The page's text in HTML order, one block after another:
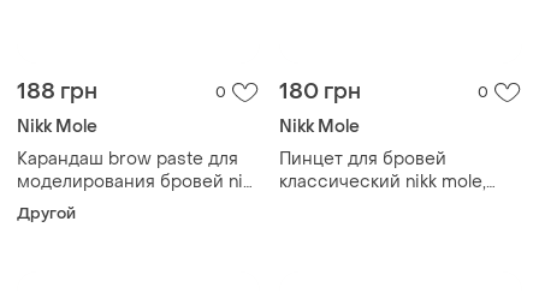
188 грн 0
Nikk Mole
Карандаш brow paste для
моделирования бровей nikk
mole
Другой
180 грн 0
Nikk Mole
Пинцет для бровей
классический nikk mole,